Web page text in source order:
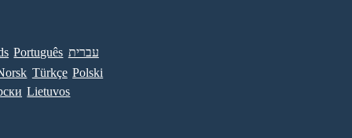
Português עברית
Türkçe Polski
Lietuvos